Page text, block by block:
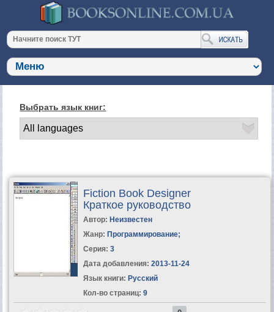
Выбрать язык книг:
Fiction Book Designer
Краткое руководство
Автор: Неизвестен
Жанр: Программирование;
Серия: 3
Дата добавления: 2013-11-24
Язык книги: Русский
Кол-во страниц: 9